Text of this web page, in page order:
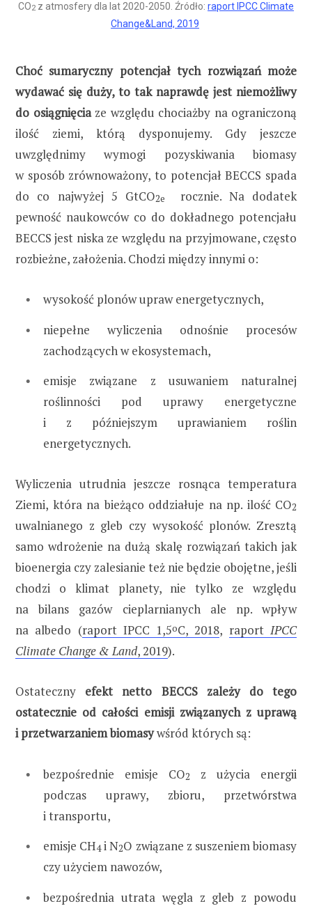
CO2 z atmosfery dla lat 2020-2050. Źródło: raport IPCC Climate
Change&Land, 2019
Choć sumaryczny potencjał tych rozwiązań może
wydawać się duży, to tak naprawdę jest niemożliwy
do osiągnięciaze względu chociażby na ograniczoną
ilość ziemi, którą dysponujemy. Gdy jeszcze
uwzględnimy wymogi pozyskiwania biomasy
w sposób zrównoważony, to potencjał BECCS spada
do co najwyżej 5 GtCO2e
rocznie. Na dodatek
pewność naukowców co do dokładnego potencjału
BECCS jest niska ze względu na przyjmowane, często
rozbieżne, założenia. Chodzi między innymi o:
wysokość plonów upraw energetycznych,
niepełne wyliczenia odnośnie procesów
zachodzących w ekosystemach,
emisje związane z usuwaniem naturalnej
roślinności pod uprawy energetyczne
i z późniejszym uprawianiem roślin
energetycznych.
Wyliczenia utrudnia jeszcze rosnąca temperatura
Ziemi, która na bieżąco oddziałuje na np. ilość CO2
uwalnianego z gleb czy wysokość plonów. Zresztą
samo wdrożenie na dużą skalę rozwiązań takich jak
bioenergia czy zalesianie też nie będzie obojętne, jeśli
chodzi o klimat planety, nie tylko ze względu
na bilans gazów cieplarnianych ale np. wpływ
na albedo (raport IPCC 1,5oC, 2018, raportIPCC
Climate Change & Land, 2019).
Ostateczny efekt netto BECCS zależy do tego
ostatecznie od całości emisji związanych z uprawą
i przetwarzaniem biomasywśród których są:
bezpośrednie emisje CO2
z użycia energii
podczas uprawy, zbioru, przetwórstwa
i transportu,
emisje CH4i N2O związane z suszeniem biomasy
czy użyciem nawozów,
bezpośrednia utrata węgla z gleb z powodu